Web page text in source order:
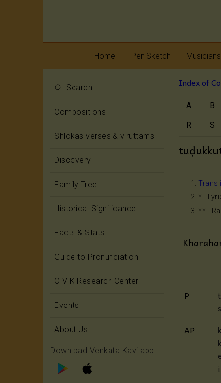
Home Pen Sketch
Melody
Rhythm
Search
Compositions
Shlokas verses & viruttams
Discovery
Family Tree
Historical Significance
Facts & Stats
Guide to Pronunciation
O V K Research Center
Events
About Us
Download Venkata Kavi app
Index of
A B
R S
* -
** -
P
AP